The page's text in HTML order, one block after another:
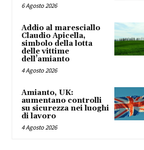
6 Agosto 2026
Addio al maresciallo
Claudio Apicella,
simbolo della lotta
delle vittime
dell’amianto
4 Agosto 2026
Amianto, UK:
aumentano controlli
su sicurezza nei luoghi
di lavoro
4 Agosto 2026